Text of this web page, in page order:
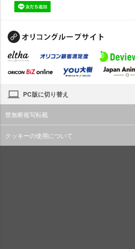
PC版に切り替え
禁無断複写転載
クッキーの使用について